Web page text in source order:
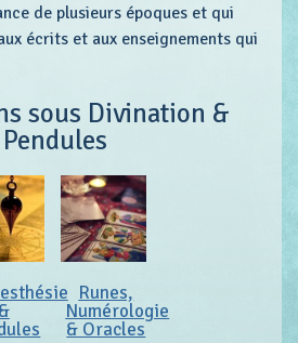
de plusieurs époques et qui
écrits et aux enseignements qui
sous Divination &
Pendules
&
Runes,
Numérologie
& Oracles